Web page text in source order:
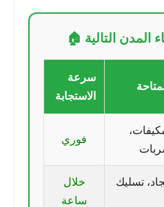
التالية 🏠
سرعة
الاستجابة
فوري
تسليك
خلال
ساعة